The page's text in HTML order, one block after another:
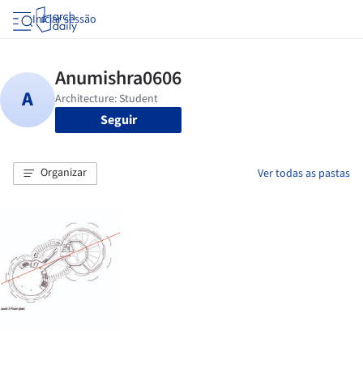
Iniciar sessão
Seguir
Organizar Ver todas as pastas